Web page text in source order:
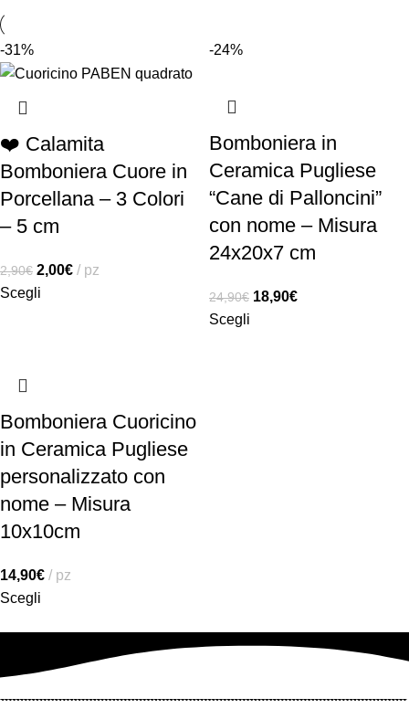
-31%
❤️ Calamita
Bomboniera Cuore in
Porcellana – 3 Colori
– 5 cm
2,90€ 2,00€
pz
Scegli
-24%
Bomboniera in
Ceramica Pugliese
“Cane di Palloncini”
con nome – Misura
24x20x7 cm
24,90€ 18,90€
Scegli
Bomboniera Cuoricino
in Ceramica Pugliese
personalizzato con
nome – Misura
10x10cm
14,90€
pz
Scegli